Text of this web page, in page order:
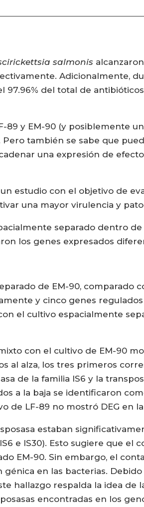
salmonis alcanzaron
Adicionalmente,
del total de
y EM-90 (y posiblemente
también se sabe que
una expresión de
estudio con el objetivo de
una mayor virulencia y
separado dentro
los genes expresados
de EM-90, comparado
y cinco genes
el cultivo espacialmente
con el cultivo de EM-90
al alza, los tres primeros
de la familia IS6 y la
a la baja se identificaron
de LF-89 no mostró DEG en
estaban
e IS30). Esto sugiere que el
EM-90. Sin embargo, el
en las bacterias.
hallazgo respalda la idea de
encontradas en los